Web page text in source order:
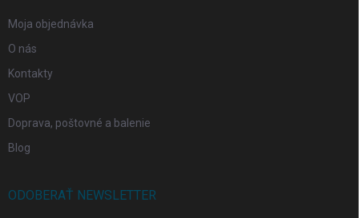
Moja objednávka
O nás
Kontakty
VOP
Doprava, poštovné a balenie
Blog
ODOBERAŤ NEWSLETTER